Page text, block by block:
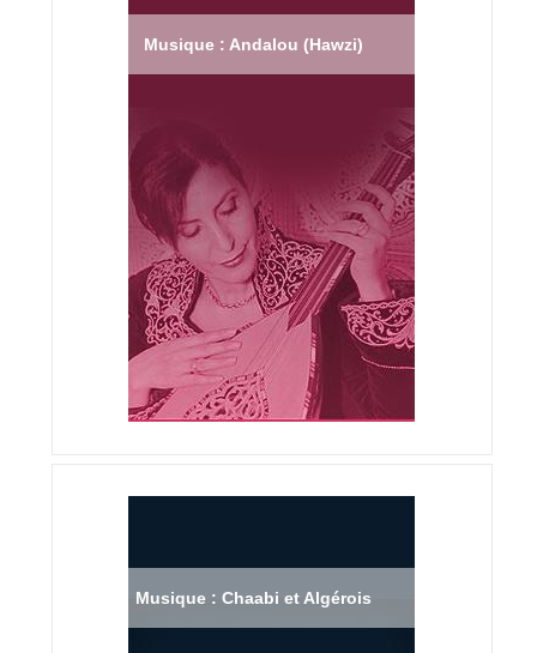
Musique : Andalou (Hawzi)
Musique : Chaabi et Algérois